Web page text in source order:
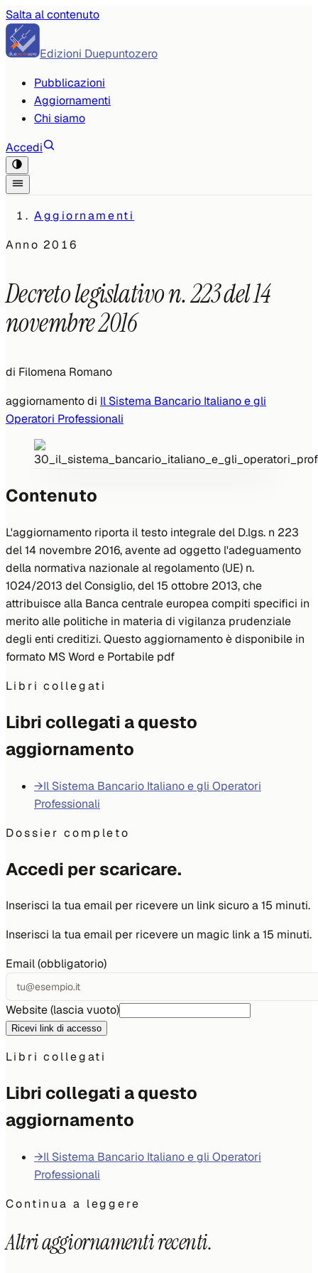
Salta al contenuto
Edizioni Duepuntozero
Pubblicazioni
Aggiornamenti
Chi siamo
Accedi
Aggiornamenti
Anno2016
Decreto legislativo n. 223 del 14
novembre 2016
di Filomena Romano
aggiornamento di Il Sistema Bancario Italiano e gli
Operatori Professionali
Contenuto
L'aggiornamento riporta il testo integrale del D.lgs. n 223
del 14 novembre 2016, avente ad oggetto l'adeguamento
della normativa nazionale al regolamento (UE) n.
1024/2013 del Consiglio, del 15 ottobre 2013, che
attribuisce alla Banca centrale europea compiti specifici in
merito alle politiche in materia di vigilanza prudenziale
degli enti creditizi. Questo aggiornamento è disponibile in
formato MS Word e Portabile pdf
Libri collegati
Libri collegati a questo
aggiornamento
→Il Sistema Bancario Italiano e gli Operatori
Professionali
Dossier completo
Accedi per scaricare.
Inserisci la tua email per ricevere un link sicuro a 15 minuti.
Inserisci la tua email per ricevere un magic link a 15 minuti.
Email (obbligatorio)
Website (lascia vuoto)
Ricevi link di accesso
Libri collegati
Libri collegati a questo
aggiornamento
→Il Sistema Bancario Italiano e gli Operatori
Professionali
Continua a leggere
Altri aggiornamenti recenti.